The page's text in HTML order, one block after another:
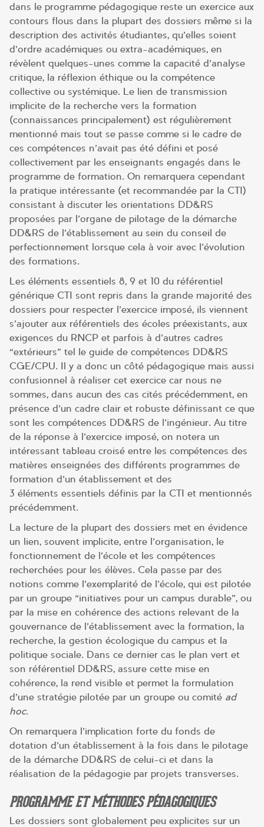
dans le programme pédagogique reste un exercice aux
contours flous dans la plupart des dossiers même si la
description des activités étudiantes, qu’elles soient
d’ordre académiques ou extra-académiques, en
révèlent quelques-unes comme la capacité d’analyse
critique, la réflexion éthique ou la compétence
collective ou systémique. Le lien de transmission
implicite de la recherche vers la formation
(connaissances principalement) est régulièrement
mentionné mais tout se passe comme si le cadre de
ces compétences n’avait pas été défini et posé
collectivement par les enseignants engagés dans le
programme de formation. On remarquera cependant
la pratique intéressante (et recommandée par la CTI)
consistant à discuter les orientations DD&RS
proposées par l’organe de pilotage de la démarche
DD&RS de l’établissement au sein du conseil de
perfectionnement lorsque cela à voir avec l’évolution
des formations.
Les éléments essentiels 8, 9 et 10 du référentiel
générique CTI sont repris dans la grande majorité des
dossiers pour respecter l’exercice imposé, ils viennent
s’ajouter aux référentiels des écoles préexistants, aux
exigences du RNCP et parfois à d’autres cadres
“extérieurs” tel le guide de compétences DD&RS
CGE/CPU. Il y a donc un côté pédagogique mais aussi
confusionnel à réaliser cet exercice car nous ne
sommes, dans aucun des cas cités précédemment, en
présence d’un cadre clair et robuste définissant ce que
sont les compétences DD&RS de l’ingénieur. Au titre
de la réponse à l’exercice imposé, on notera un
intéressant tableau croisé entre les compétences des
matières enseignées des différents programmes de
formation d’un établissement et des
3 éléments essentiels définis par la CTI et mentionnés
précédemment.
La lecture de la plupart des dossiers met en évidence
un lien, souvent implicite, entre l’organisation, le
fonctionnement de l’école et les compétences
recherchées pour les élèves. Cela passe par des
notions comme l’exemplarité de l’école, qui est pilotée
par un groupe “initiatives pour un campus durable”, ou
par la mise en cohérence des actions relevant de la
gouvernance de l’établissement avec la formation, la
recherche, la gestion écologique du campus et la
politique sociale. Dans ce dernier cas le plan vert et
son référentiel DD&RS, assure cette mise en
cohérence, la rend visible et permet la formulation
d’une stratégie pilotée par un groupe ou comité ad
hoc.
On remarquera l’implication forte du fonds de
dotation d’un établissement à la fois dans le pilotage
de la démarche DD&RS de celui-ci et dans la
réalisation de la pédagogie par projets transverses.
PROGRAMME ET MÉTHODES PÉDAGOGIQUES
Les dossiers sont globalement peu explicites sur un